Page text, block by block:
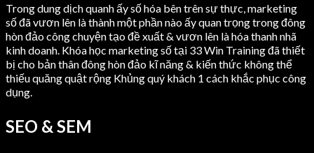
Trong dung dịch quanh ấy số hóa bên trên sự thực, marketing
số đã vươn lên là thành một phần nào ấy quan trọng trong đông
hòn đảo công chuyện tạo đề xuất & vươn lên là hóa thanh nhã
kinh doanh. Khóa học marketing số tại 33 Win Training đã thiết
bị cho bản thân đông hòn đảo kĩ năng & kiến thức không thể
thiếu quăng quật rộng Khủng quý khách 1 cách khắc phục công
dụng.
SEO & SEM